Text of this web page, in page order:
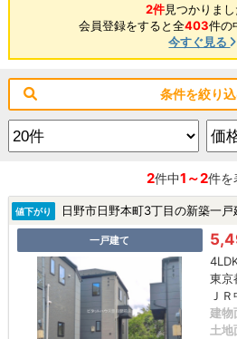
2件見つかりまし
会員登録をすると全403件の
今すぐ見る
条件を絞り
2件中1～2件を
値下がり 日野市日野本町3丁目の新築一戸
一戸建て
東京
Ｊ
建物
土地